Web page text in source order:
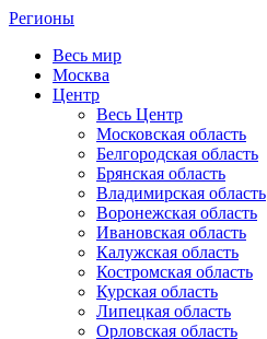
Регионы
Весь мир
Москва
Центр
Весь Центр
Московская область
Белгородская область
Брянская область
Владимирская область
Воронежская область
Ивановская область
Калужская область
Костромская область
Курская область
Липецкая область
Орловская область